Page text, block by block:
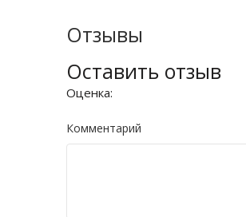
Отзывы
Оставить отзыв
Оценка:
Комментарий